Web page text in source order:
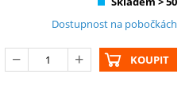
Dostupnost na pobočkách
KOUPIT